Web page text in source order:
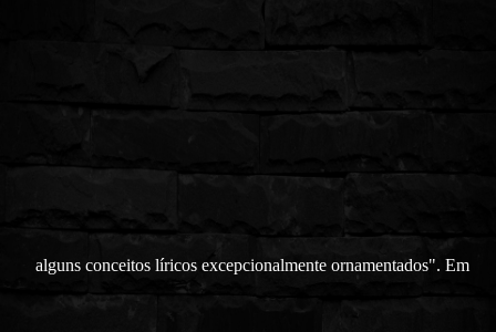
alguns conceitos líricos excepcionalmente ornamentados". Em